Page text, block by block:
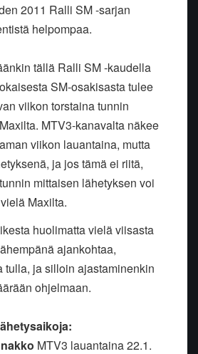
2011 Ralli SM -sarjan
helpompaa.
tällä Ralli SM -kaudella
SM-osakisasta tulee
viikon torstaina tunnin
MTV3-kanavalta näkee
viikon lauantaina, mutta
ja jos tämä ei riitä,
mittaisen lähetyksen voi
Maxilta.
huolimatta vielä viisasta
ajankohtaa,
tulla, ja silloin ajastaminenkin
ohjelmaan.
MTV3 lauantaina 22.1.